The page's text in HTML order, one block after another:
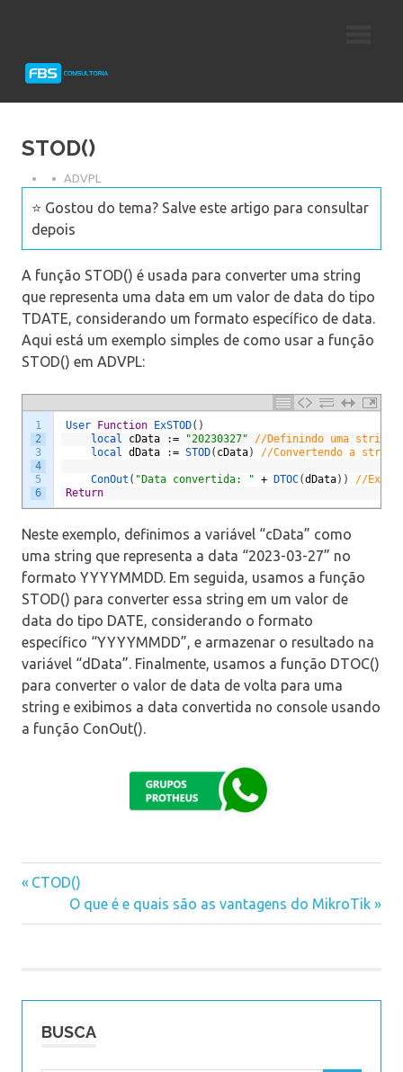
Protheus
STOD()
ADVPL
⭐ Gostou do tema? Salve este artigo para consultar
depois
A função STOD() é usada para converter uma string
que representa uma data em um valor de data do tipo
TDATE, considerando um formato específico de data.
Aqui está um exemplo simples de como usar a função
STOD() em ADVPL:
1
2
3
4
5
6
User Function ExSTOD( )
local cData := "20230327"
//Definindo uma string
local dData := STOD( cData) //Convertendo a string
ConOut ( "Data convertida: " + DTOC(dData) )
//
Return
Neste exemplo, definimos a variável “cData” como
uma string que representa a data “2023-03-27” no
formato YYYYMMDD. Em seguida, usamos a função
STOD() para converter essa string em um valor de
data do tipo DATE, considerando o formato
específico “YYYYMMDD”, e armazenar o resultado na
variável “dData”. Finalmente, usamos a função DTOC()
para converter o valor de data de volta para uma
string e exibimos a data convertida no console usando
a função ConOut().
Navegação
Previous
CTOD()
Next
Post:
O que é e quais são as vantagens do MikroTik
BUSCA